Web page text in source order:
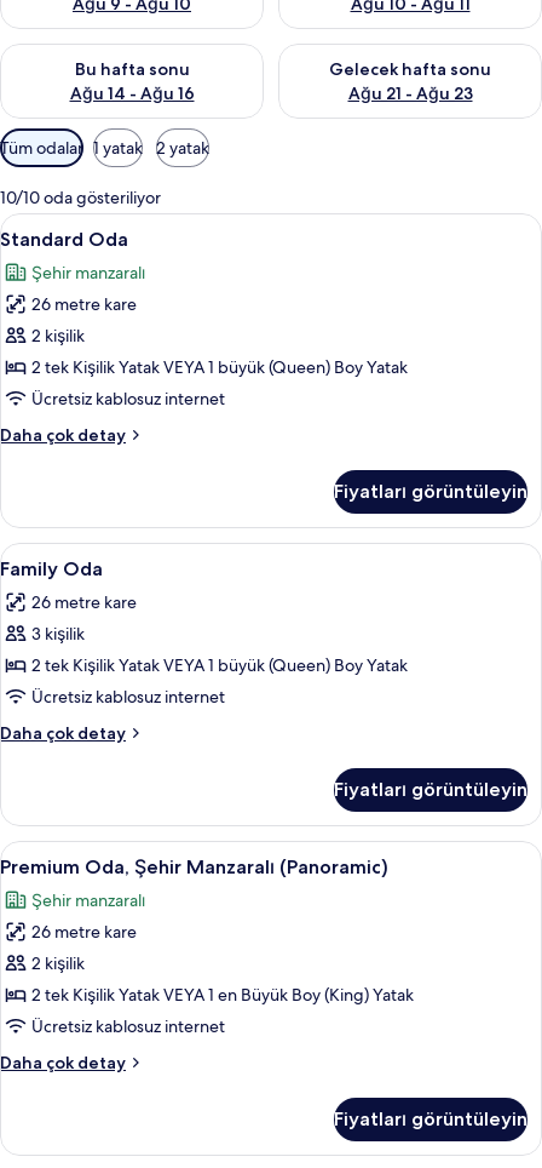
Bu hafta sonu
Ağu 14 - Ağu 16
Bu hafta sonu için müsaitliği kontrol et Ağu 14 - Ağu 16
Gelecek hafta sonu
Ağu 21 - Ağu 23
Önümüzdeki hafta sonu için
Odalar
için
mevcut
filtreler
Tüm odalar 1 yatak 2 yatak
10/10 oda gösteriliyor
Standard
Oda
için
tüm
fotoğrafları
görün
Standard Oda | Anti alerjik yatak
3
Standard Oda
Şehir manzaralı
26 metre kare
2 kişilik
2 tek Kişilik Yatak VEYA 1 büyük (Queen) Boy Yatak
Ücretsiz kablosuz internet
Daha çok detay
Standard
fazla
detay
Fiyatları görüntüleyin
Family
Oda
için
tüm
fotoğrafları
görün
Anti alerjik yatak takımı, minibar,
5
Family Oda
26 metre kare
3 kişilik
2 tek Kişilik Yatak VEYA 1 büyük (Queen) Boy Yatak
Ücretsiz kablosuz internet
Daha çok detay
Family
fazla
detay
Fiyatları görüntüleyin
Premium
Oda,
Şehir
Manzaralı
(Panoramic)
için
tüm
görün
Anti alerjik yatak takımı, minibar,
7
Premium Oda, Şehir Manzaralı (Panoramic)
Şehir manzaralı
26 metre kare
2 kişilik
2 tek Kişilik Yatak VEYA 1 en Büyük Boy (King) Yatak
Ücretsiz kablosuz internet
Daha çok detay
Premium
(Panoramic)
Fiyatları görüntüleyin